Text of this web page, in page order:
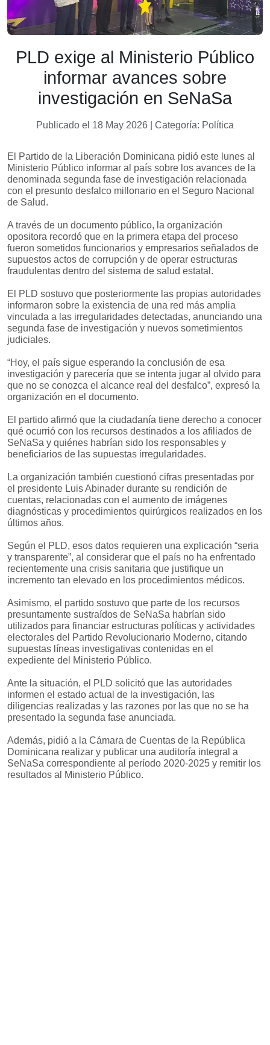
PLD exige al Ministerio Público
informar avances sobre
investigación en SeNaSa
Publicado el 18 May 2026 | Categoría: Política
El Partido de la Liberación Dominicana pidió este lunes al
Ministerio Público informar al país sobre los avances de la
denominada segunda fase de investigación relacionada
con el presunto desfalco millonario en el Seguro Nacional
de Salud.
A través de un documento público, la organización
opositora recordó que en la primera etapa del proceso
fueron sometidos funcionarios y empresarios señalados de
supuestos actos de corrupción y de operar estructuras
fraudulentas dentro del sistema de salud estatal.
El PLD sostuvo que posteriormente las propias autoridades
informaron sobre la existencia de una red más amplia
vinculada a las irregularidades detectadas, anunciando una
segunda fase de investigación y nuevos sometimientos
judiciales.
“Hoy, el país sigue esperando la conclusión de esa
investigación y parecería que se intenta jugar al olvido para
que no se conozca el alcance real del desfalco”, expresó la
organización en el documento.
El partido afirmó que la ciudadanía tiene derecho a conocer
qué ocurrió con los recursos destinados a los afiliados de
SeNaSa y quiénes habrían sido los responsables y
beneficiarios de las supuestas irregularidades.
La organización también cuestionó cifras presentadas por
el presidente Luis Abinader durante su rendición de
cuentas, relacionadas con el aumento de imágenes
diagnósticas y procedimientos quirúrgicos realizados en los
últimos años.
Según el PLD, esos datos requieren una explicación “seria
y transparente”, al considerar que el país no ha enfrentado
recientemente una crisis sanitaria que justifique un
incremento tan elevado en los procedimientos médicos.
Asimismo, el partido sostuvo que parte de los recursos
presuntamente sustraídos de SeNaSa habrían sido
utilizados para financiar estructuras políticas y actividades
electorales del Partido Revolucionario Moderno, citando
supuestas líneas investigativas contenidas en el
expediente del Ministerio Público.
Ante la situación, el PLD solicitó que las autoridades
informen el estado actual de la investigación, las
diligencias realizadas y las razones por las que no se ha
presentado la segunda fase anunciada.
Además, pidió a la Cámara de Cuentas de la República
Dominicana realizar y publicar una auditoría integral a
SeNaSa correspondiente al período 2020-2025 y remitir los
resultados al Ministerio Público.